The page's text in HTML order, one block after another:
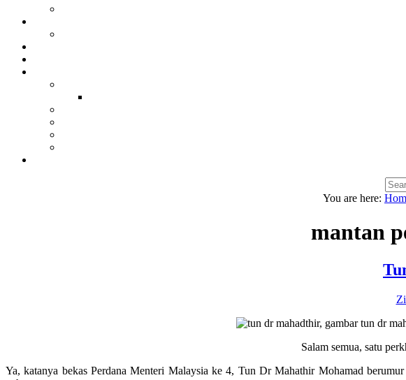
this
You are here:
mantan
Salam semua, satu
Ya, katanya bekas Perdana Menteri Malaysia ke 4, Tun Dr Mahathir Mohamad